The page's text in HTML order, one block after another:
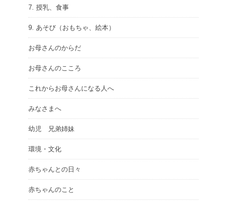
7. 授乳、食事
9. あそび（おもちゃ、絵本）
お母さんのからだ
お母さんのこころ
これからお母さんになる人へ
みなさまへ
幼児 兄弟姉妹
環境・文化
赤ちゃんとの日々
赤ちゃんのこと